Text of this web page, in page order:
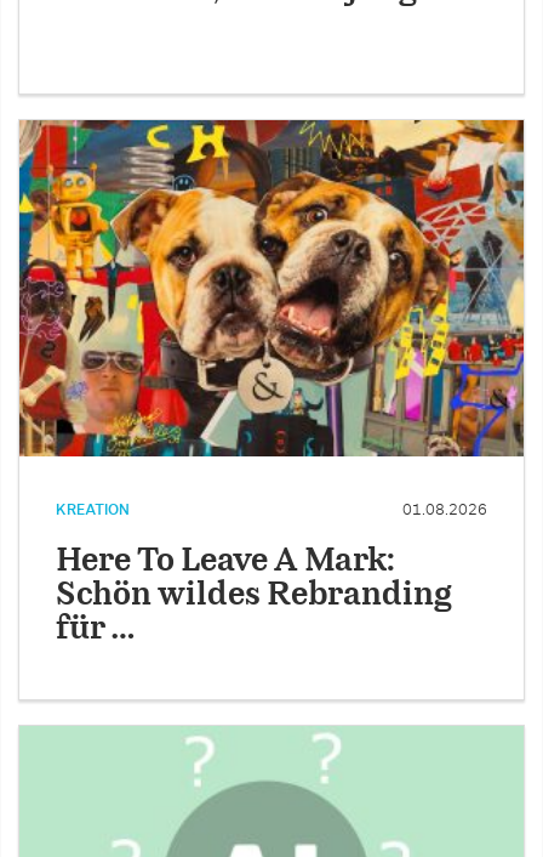
KREATION 01.08.2026
Here To Leave A Mark:
Schön wildes Rebranding
für …